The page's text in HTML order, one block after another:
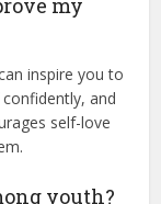
youyourod,
express your
with your inner
my